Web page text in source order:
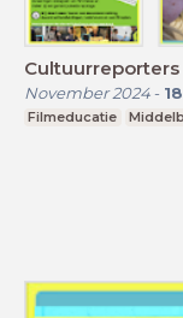
Cultuurreporters
November 2024- 18
Filmeducatie